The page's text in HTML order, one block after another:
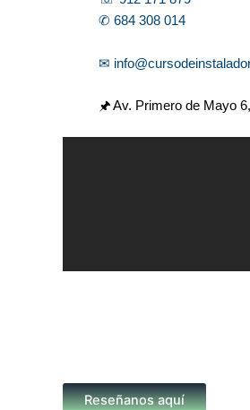
✆ 684 308 014
✉
🖈 Av. Primero de Mayo 6,
Reseñanos aquí